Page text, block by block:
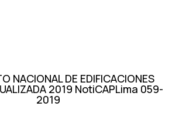
NACIONAL DE EDIFICACIONES
2019 NotiCAPLima 059-
2019